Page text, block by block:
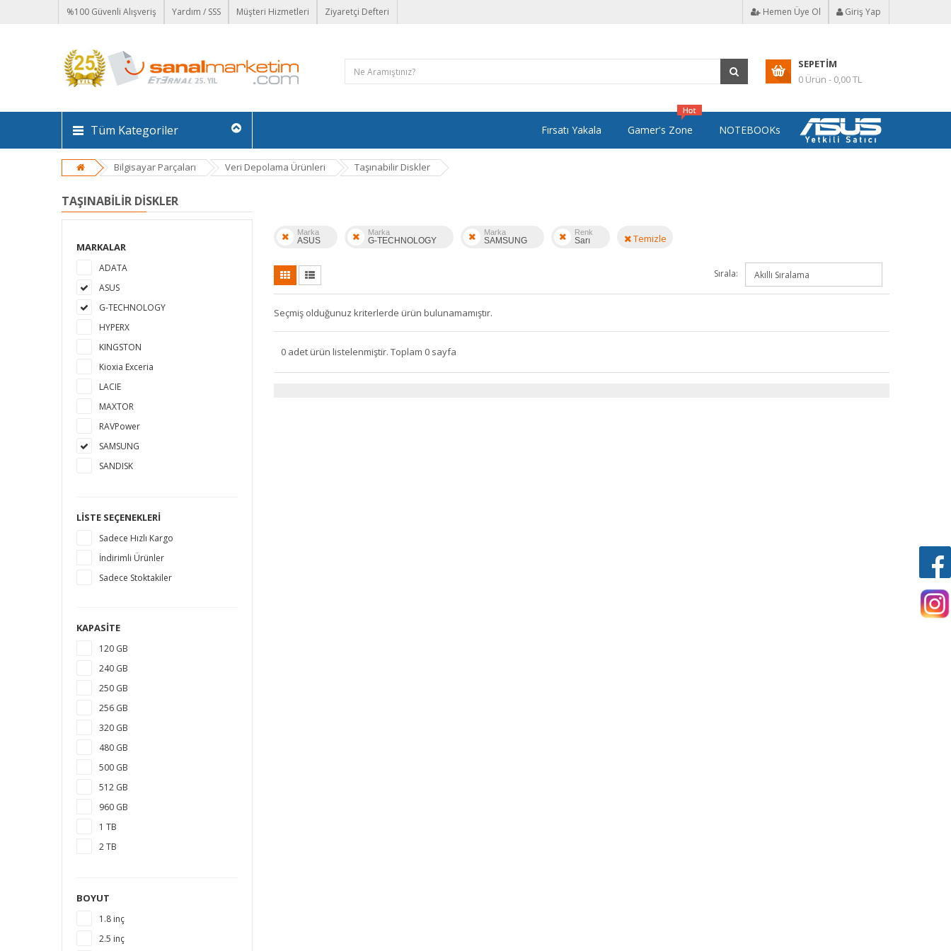
%100 Güvenli Alışveriş Yardım / SSS Müşteri Hizmetleri Ziyaretçi Defteri Hemen Üye Ol Giriş Yap
SEPETIM
0 Ürün - 0,00 TL
Tüm Kategoriler Fırsatı Yakala Gamer's Zone NOTEBOOKs
Bilgisayar Parçaları Veri Depolama Ürünleri Taşınabilir Diskler
TAŞINABILIR DISKLER
MARKALAR
ADATA
ASUS
G-TECHNOLOGY
HYPERX
KINGSTON
Kioxia Exceria
LACIE
MAXTOR
RAVPower
SAMSUNG
SANDISK
WESTERN DIGITAL
LISTE SEÇENEKLERI
Sadece Hızlı Kargo
İndirimli Ürünler
Sadece Stoktakiler
KAPASITE
120 GB
240 GB
250 GB
256 GB
320 GB
480 GB
500 GB
512 GB
960 GB
1 TB
2 TB
6 TB
8 TB
BOYUT
1.8 inç
2.5 inç
Marka
ASUS
Marka
G-TECHNOLOGY
Marka
SAMSUNG
Renk
Sarı Temizle
Sırala:
Seçmiş olduğunuz kriterlerde ürün bulunamamıştır.
0 adet ürün listelenmiştir. Toplam 0 sayfa